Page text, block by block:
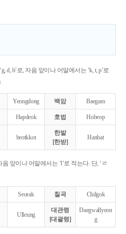
d, b’로, 자음 앞이나 어말에서는 ‘k, t, p’로
Yeongdong 백암 Baegam
Hapdeok 호법 Hobeop
beotkkot
한밭
[한받]
Hanbat
음 앞이나 어말에서는 ‘l’로 적는다. 단, ‘ㄹ
Seorak 칠곡 Chilgok
Ulleung
대관령
[대괄령]
Daegwallyeon
g